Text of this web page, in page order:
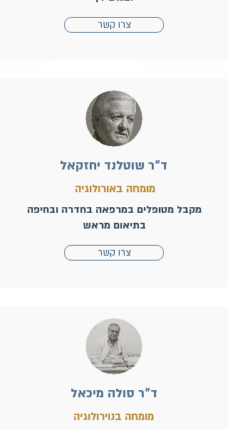
צרו קשר
ד"ר שוטלנד יחזקאל
מומחה באורולוגיה
מקבל מטופלים במרפאה בחדרה ובחיפה
בתיאום מראש
צרו קשר
ד"ר סולה מיכאל
מומחה בנוירולוגיה